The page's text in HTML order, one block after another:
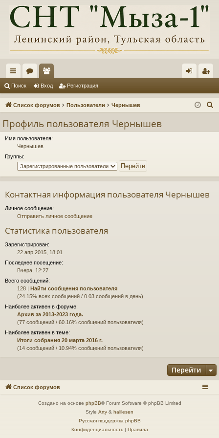
с
ы
и
ум
ол
ьз д ис
Поиск Вход Регистрация
Список форумов Пользователи Чернышев
Профиль пользователя Чернышев
Имя пользователя:
Чернышев
Группы:
Контактная информация пользователя Чернышев
Личное сообщение:
Отправить личное сообщение
Статистика пользователя
Зарегистрирован:
22 апр 2015, 18:01
Последнее посещение:
Вчера, 12:27
Всего сообщений:
128 |
Найти сообщения пользователя
(24.15% всех сообщений / 0.03 сообщений в день)
Наиболее активен в форуме:
Архив за 2013-2023 года.
(77 сообщений / 60.16% сообщений пользователя)
Наиболее активен в теме:
Итоги собрания 20 марта 2016 г.
(14 сообщений / 10.94% сообщений пользователя)
Перейти
Список форумов
Создано на основе phpBB® Forum Software © phpBB Limited
Style Arty & halilesen
Русская поддержка phpBB
Конфиденциальность| Правила